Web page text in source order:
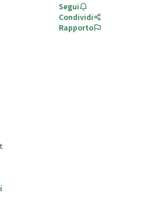
per categoria: Layout
Segui
Condividi
Rapporto